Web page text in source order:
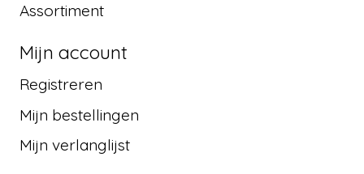
Assortiment
Mijn account
Registreren
Mijn bestellingen
Mijn verlanglijst